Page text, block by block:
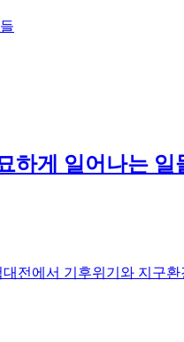
하게 일어나는 일
전에서 기후위기와 지구